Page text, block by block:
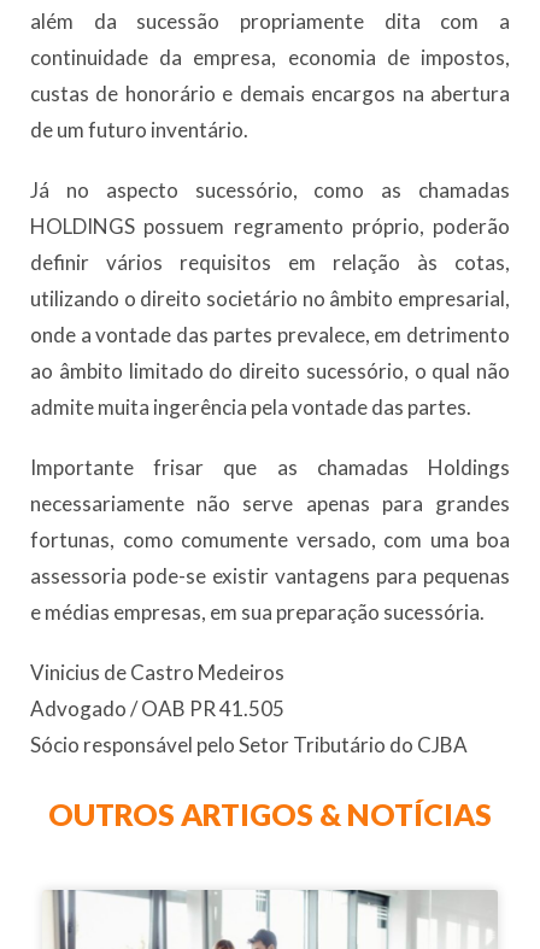
além da sucessão propriamente dita com a
continuidade da empresa, economia de impostos,
custas de honorário e demais encargos na abertura
de um futuro inventário.
Já no aspecto sucessório, como as chamadas
HOLDINGS possuem regramento próprio, poderão
definir vários requisitos em relação às cotas,
utilizando o direito societário no âmbito empresarial,
onde a vontade das partes prevalece, em detrimento
ao âmbito limitado do direito sucessório, o qual não
admite muita ingerência pela vontade das partes.
Importante frisar que as chamadas Holdings
necessariamente não serve apenas para grandes
fortunas, como comumente versado, com uma boa
assessoria pode-se existir vantagens para pequenas
e médias empresas, em sua preparação sucessória.
Vinicius de Castro Medeiros
Advogado / OAB PR 41.505
Sócio responsável pelo Setor Tributário do CJBA
OUTROS ARTIGOS & NOTÍCIAS